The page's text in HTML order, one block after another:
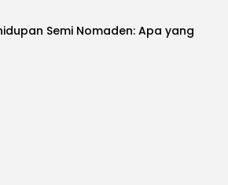
Semi Nomaden: Apa yang